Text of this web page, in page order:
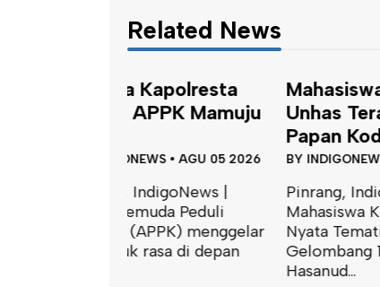
Related News
Mahasiswa KKN-T
Unhas Terapkan
BYINDIGONEWS •AGU 05 2026
Pinrang, IndigoNews |
Mahasiswa Kuliah Kerja
Nyata Tematik (KKN-T)
Gelombang 116 Universitas
BY